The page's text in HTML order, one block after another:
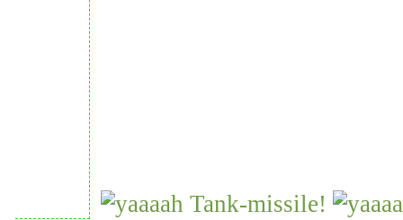
Tank-missile!